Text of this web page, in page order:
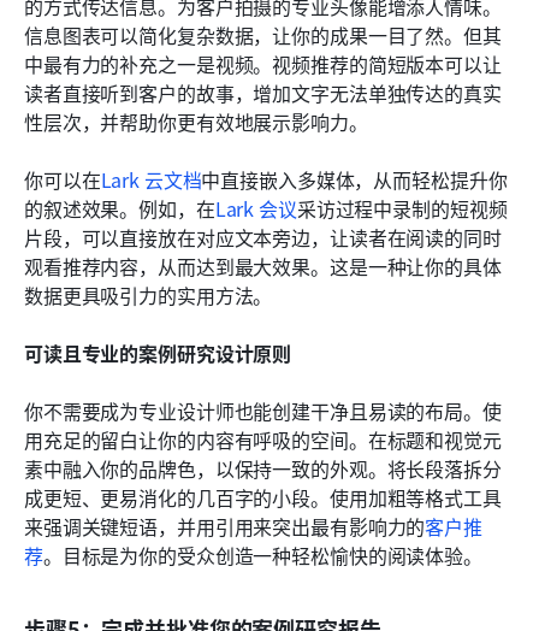
信息图表可以简化复杂数据，让你的成果一目了然。但其
中最有力的补充之一是视频。视频推荐的简短版本可以让
读者直接听到客户的故事，增加文字无法单独传达的真实
性层次，并帮助你更有效地展示影响力。
你可以在Lark 云文档中直接嵌入多媒体，从而轻松提升你
的叙述效果。例如，在Lark 会议采访过程中录制的短视频
片段，可以直接放在对应文本旁边，让读者在阅读的同时
观看推荐内容，从而达到最大效果。这是一种让你的具体
数据更具吸引力的实用方法。
可读且专业的案例研究设计原则
你不需要成为专业设计师也能创建干净且易读的布局。使
用充足的留白让你的内容有呼吸的空间。在标题和视觉元
素中融入你的品牌色，以保持一致的外观。将长段落拆分
成更短、更易消化的几百字的小段。使用加粗等格式工具
来强调关键短语，并用引用来突出最有影响力的客户推
荐。目标是为你的受众创造一种轻松愉快的阅读体验。